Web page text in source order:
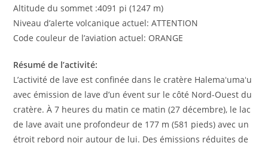
Altitude du sommet :4091 pi (1247 m)
Niveau d’alerte volcanique actuel: ATTENTION
Code couleur de l’aviation actuel: ORANGE
Résumé de l’activité:
L’activité de lave est confinée dans le cratère Halemaʻumaʻu
avec émission de lave d’un évent sur le côté Nord-Ouest du
cratère. À 7 heures du matin ce matin (27 décembre), le lac
de lave avait une profondeur de 177 m (581 pieds) avec un
étroit rebord noir autour de lui. Des émissions réduites de